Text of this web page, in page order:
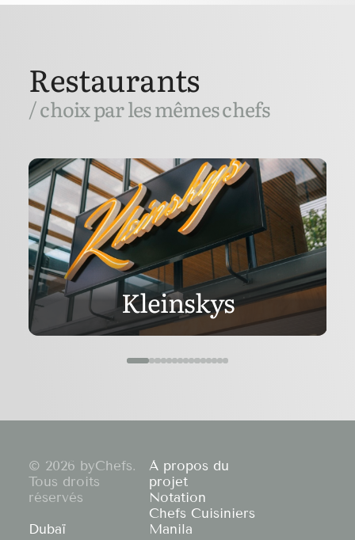
Restaurants
/ choix par les mêmes chefs
Kleinskys
© 2026 byChefs.
Tous droits
réservés
À propos du
projet
Notation
Chefs Cuisiniers
Dubaï
Manila